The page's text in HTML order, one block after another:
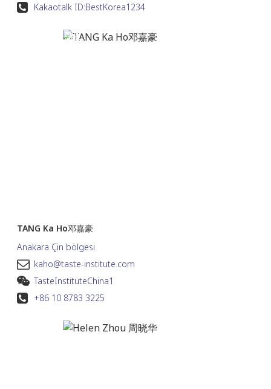
Kakaotalk ID:BestKorea1234
TANG Ka Ho邓嘉豪
Anakara Çin bölgesi
kaho@taste-institute.com
TasteInstituteChina1
+86 10 8783 3225